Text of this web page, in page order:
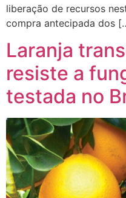
liberação de recursos
compra antecipada dos
Laranja
resiste a
testada no